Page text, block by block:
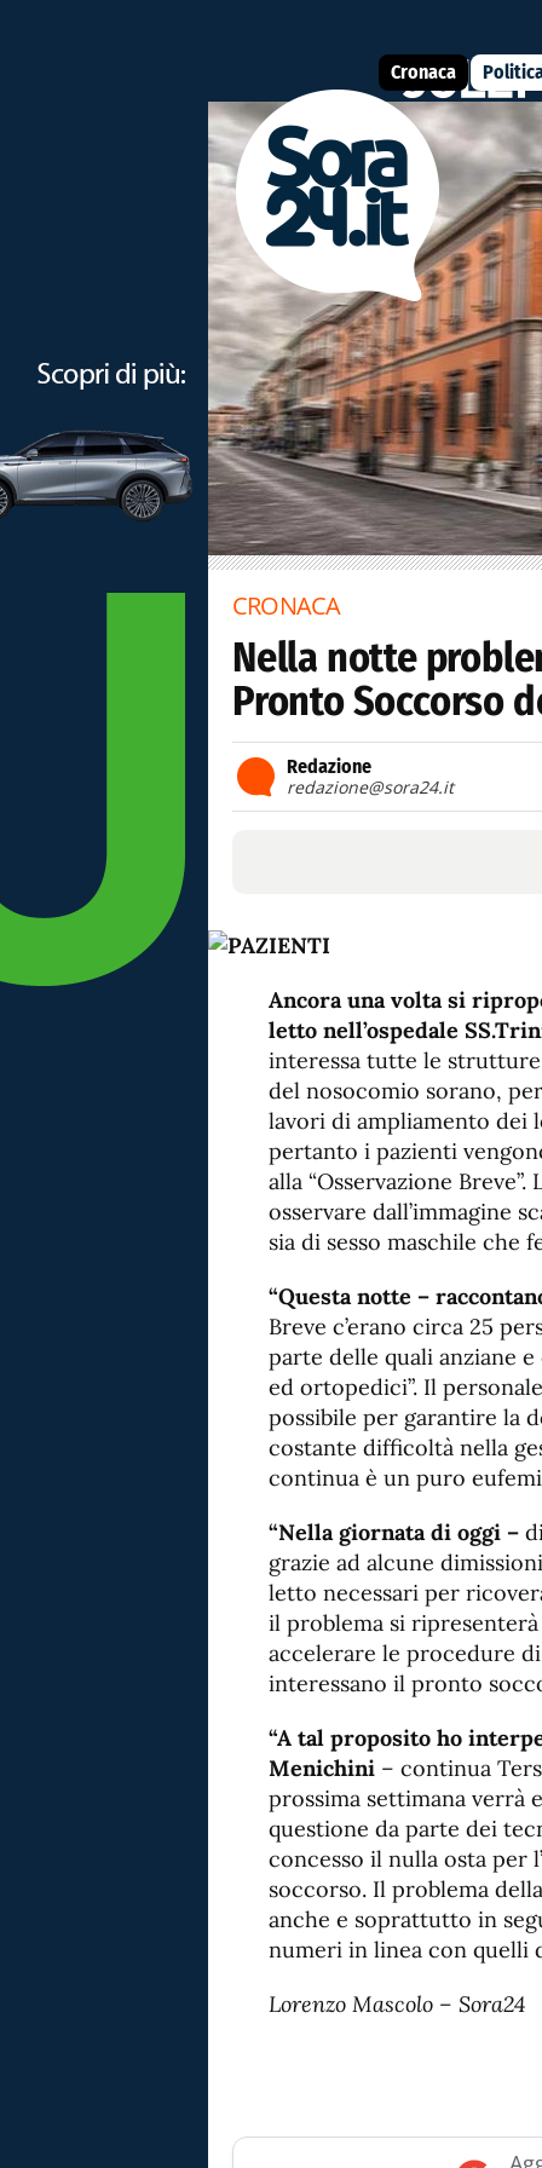
Cronaca
CRONACA
Nella notte
Pronto Soccorso
Redazione
redazione@sora24.it
Ancora una volta si
letto nell’ospedale
interessa tutte le
del nosocomio sorano,
lavori di ampliamento dei
pertanto i pazienti
alla “Osservazione
osservare dall’immagine
sia di sesso maschile che
“Questa notte –
Breve c’erano circa 25
parte delle quali anziane
ed ortopedici”. Il
possibile per garantire la
costante difficoltà nella
continua è un puro
“Nella giornata di oggi –
grazie ad alcune
letto necessari per
il problema si
accelerare le procedure
interessano il pronto
“A tal proposito ho
Menichini – continua
prossima settimana
questione da parte dei
concesso il nulla osta per
soccorso. Il problema
anche e soprattutto in
numeri in linea con quelli
Lorenzo Mascolo – Sora24